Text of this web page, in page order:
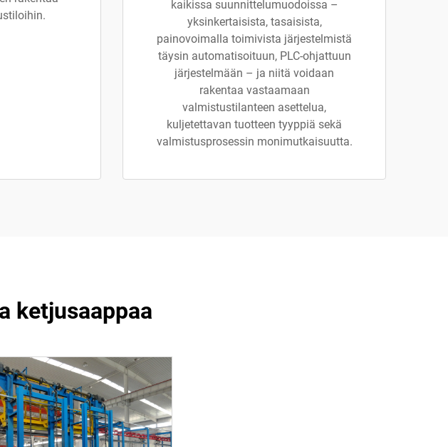
kaikissa suunnittelumuodoissa –
yksinkertaisista, tasaisista,
painovoimalla toimivista järjestelmistä
täysin automatisoituun, PLC-ohjattuun
järjestelmään – ja niitä voidaan
rakentaa vastaamaan
valmistustilanteen asettelua,
kuljetettavan tuotteen tyyppiä sekä
valmistusprosessin monimutkaisuutta.
ketjusaappaa